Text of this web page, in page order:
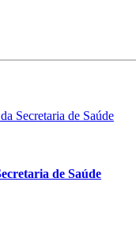
de Saúde